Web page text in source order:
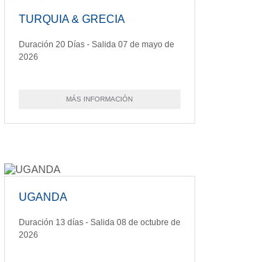
TURQUIA & GRECIA
Duración 20 Días - Salida 07 de mayo de
2026
MÁS INFORMACIÓN
UGANDA
Duración 13 días - Salida 08 de octubre de
2026